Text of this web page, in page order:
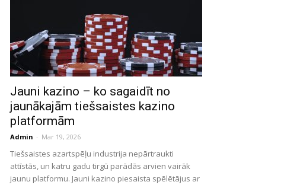
Jauni kazino – ko sagaidīt no
jaunākajām tiešsaistes kazino
platformām
Admin - Mar 19, 2026
Tiešsaistes azartspēļu industrija nepārtraukti
attīstās, un katru gadu tirgū parādās arvien vairāk
jaunu platformu. Jauni kazino piesaista spēlētājus ar